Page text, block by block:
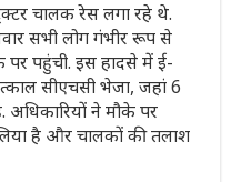
चालक रेस लगा रहे थे.
सभी लोग गंभीर रूप से
पर पहुंची. इस हादसे में ई-
सीएचसी भेजा, जहां 6
अधिकारियों ने मौके पर
है और चालकों की तलाश